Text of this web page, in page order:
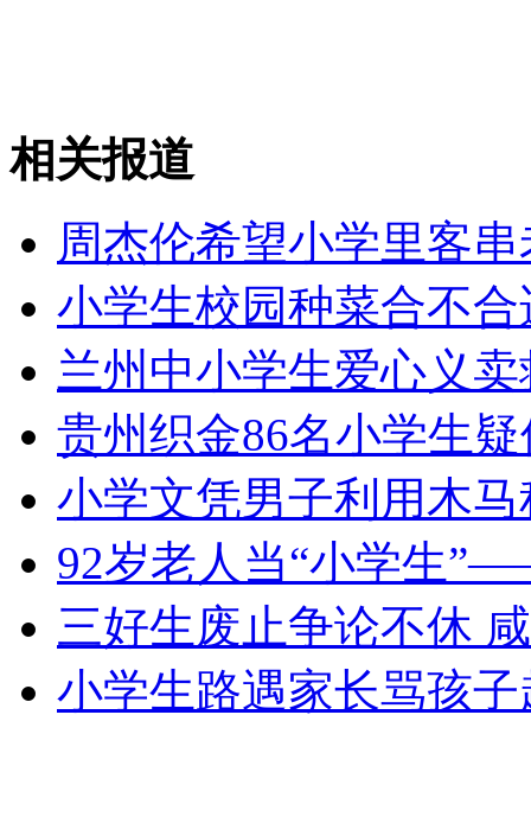
走！跟着总书记去植树
消防员救轻生者 花炮节热闹非凡 减压"枕头大战"
司机酒驾遇交警 急速倒车逃窜
相关报道
周杰伦希望小学里客
小学生校园种菜合不
兰州中小学生爱心义
贵州织金86名小学生
小学文凭男子利用木
92岁老人当“小学生
三好生废止争论不休
小学生路遇家长骂孩